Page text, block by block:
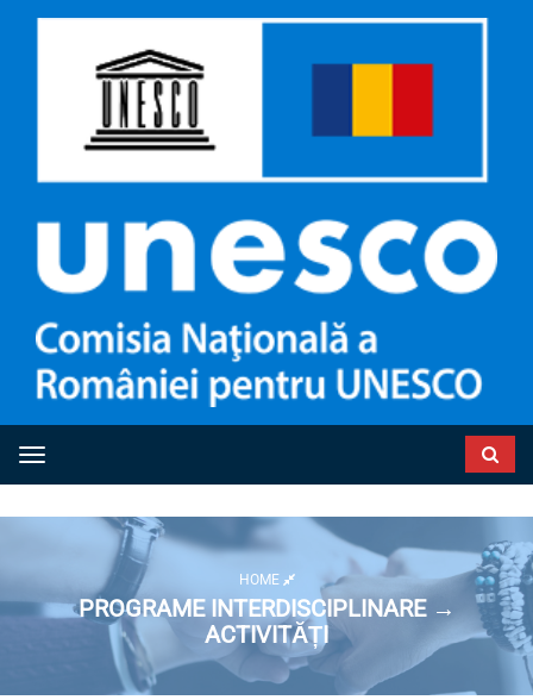
Toggle navigation
HOME
PROGRAME INTERDISCIPLINARE →
ACTIVITĂȚI